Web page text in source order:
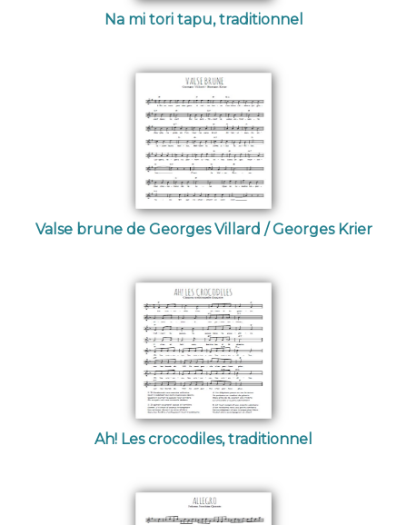
Na mi tori tapu, traditionnel
Valse brune de Georges Villard / Georges Krier
Ah! Les crocodiles, traditionnel